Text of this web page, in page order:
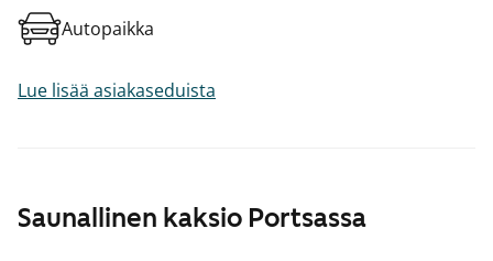
Saunallinen kaksio Portsassa
Autopaikka
Lue lisää asiakaseduista